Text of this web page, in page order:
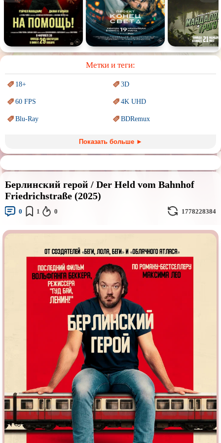
Спектакль Сказка Немое кино Для взрослых
Метки и теги:
18+ 3D
60 FPS 4K UHD
Blu-Ray BDRemux
Sci-Fi (Научнаяфантастика) Trash (трэш) movies
Авангард иСюрреализм Ангелы и Демоны
Аниме Антиутопия
Врачи
Маги и Волшебники Наркотики
Новогодние Основанное нареальных
событиях
Параллельные миры
Перевод
Кубик в Кубе ПереводКураж-Бамбей
Подростковая
Постапокалипсис Призраки
Про апокалипсис
Про богатых
Про вампиров Про ведьм
Про викингов Про выживание
Про гангстеров Про гонки
Показать больше ►
Берлинский герой / Der Held vom Bahnhof
Friedrichstraße (2025)
0 1 0 1778228384